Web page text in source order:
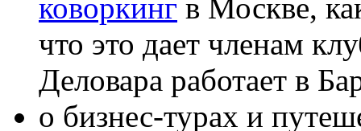
коворкинг в Москве,
что это дает членам
Деловара работает в
о бизнес-турах и